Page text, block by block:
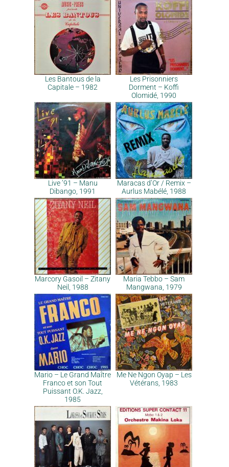
Les Bantous de la
Capitale – 1982
Les Prisonniers
Dorment – Koffi
Olomidé, 1990
Live ’91 – Manu
Dibango, 1991
Maracas d’Or / Remix –
Aurlus Mabélé, 1988
Marcory Gasoil – Zitany
Neil, 1988
Maria Tebbo – Sam
Mangwana, 1979
Mario – Le Grand Maître
Franco et son Tout
Puissant O.K. Jazz,
1985
Me Ne Ngon Oyap – Les
Vétérans, 1983